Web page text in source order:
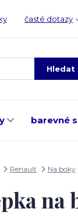
časté dotazy
Hledat
barevné
Renault Na boky
na